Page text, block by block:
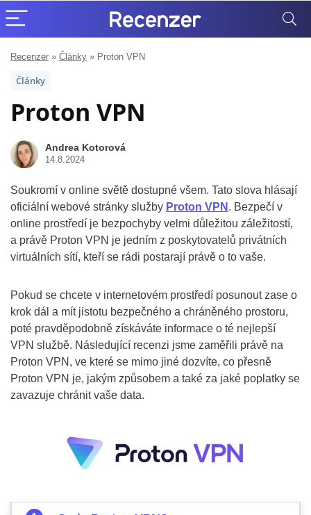
Recenzer » Články » Proton VPN
Články
Proton VPN
Andrea Kotorová
14.8.2024
Soukromí v online světě dostupné všem. Tato slova hlásají
oficiální webové stránky služby Proton VPN . Bezpečí v
online prostředí je bezpochyby velmi důležitou záležitostí,
a právě Proton VPN je jedním z poskytovatelů privátních
virtuálních sítí, kteří se rádi postarají právě o to vaše.
Pokud se chcete v internetovém prostředí posunout zase o
krok dál a mít jistotu bezpečného a chráněného prostoru,
poté pravděpodobně získáváte informace o té nejlepší
VPN službě. Následující recenzi jsme zaměřili právě na
Proton VPN, ve které se mimo jiné dozvíte, co přesně
Proton VPN je, jakým způsobem a také za jaké poplatky se
zavazuje chránit vaše data.